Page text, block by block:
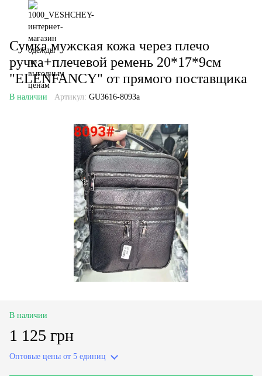
Сумка мужская кожа через плечо
ручка+плечевой ремень 20*17*9см
"ELENFANCY" от прямого поставщика
В наличии Артикул: GU3616-8093a
В наличии
1 125 грн
Оптовые цены от 5 единиц